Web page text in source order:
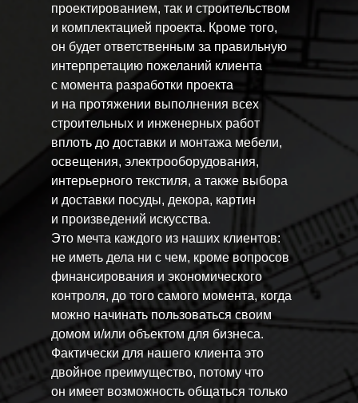
проектированием, так и строительством
и комплектацией проекта. Кроме того,
он будет ответственным за правильную
интерпретацию пожеланий клиента
с момента разработки проекта
и на протяжении выполнения всех
строительных и инженерных работ
вплоть до доставки и монтажа мебели,
освещения, электрооборудования,
интерьерного текстиля, а также выбора
и доставки посуды, декора, картин
и произведений искусства.
Это мечта каждого из наших клиентов:
не иметь дела ни с чем, кроме вопросов
финансирования и экономического
контроля, до того самого момента, когда
можно начинать пользоваться своим
домом и/или объектом для бизнеса.
Фактически для нашего клиента это
двойное преимущество, потому что
он имеет возможность общаться только